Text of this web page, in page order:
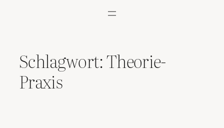
Schlagwort:Theorie-
Praxis